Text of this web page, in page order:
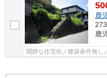
鹿
鹿
閑静な住宅街／建築条件無し